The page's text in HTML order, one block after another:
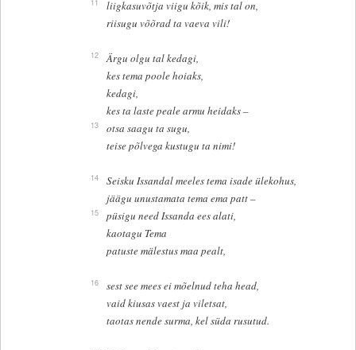
liigkasuvõtja viigu kõik, mis tal on,
riisugu võõrad ta vaeva vili!
12
Ärgu olgu tal kedagi,
kes tema poole hoiaks,
kedagi,
kes ta laste peale armu heidaks –
13
otsa saagu ta sugu,
teise põlvega kustugu ta nimi!
14
Seisku Issandal meeles tema isade ülekohus,
jäägu unustamata tema ema patt –
15
püsigu need Issanda ees alati,
kaotagu Tema
patuste mälestus maa pealt,
16
sest see mees ei mõelnud teha head,
vaid kiusas vaest ja viletsat,
taotas nende surma, kel süda rusutud.